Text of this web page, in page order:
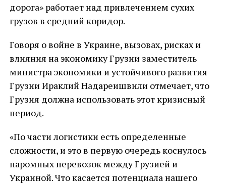
дорога» работает над привлечением сухих
грузов в средний коридор.
Говоря о войне в Украине, вызовах, рисках и
влияния на экономику Грузии заместитель
министра экономики и устойчивого развития
Грузии Ираклий Надареишвили отмечает, что
Грузия должна использовать этот кризисный
период.
«По части логистики есть определенные
сложности, и это в первую очередь коснулось
паромных перевозок между Грузией и
Украиной. Что касается потенциала нашего